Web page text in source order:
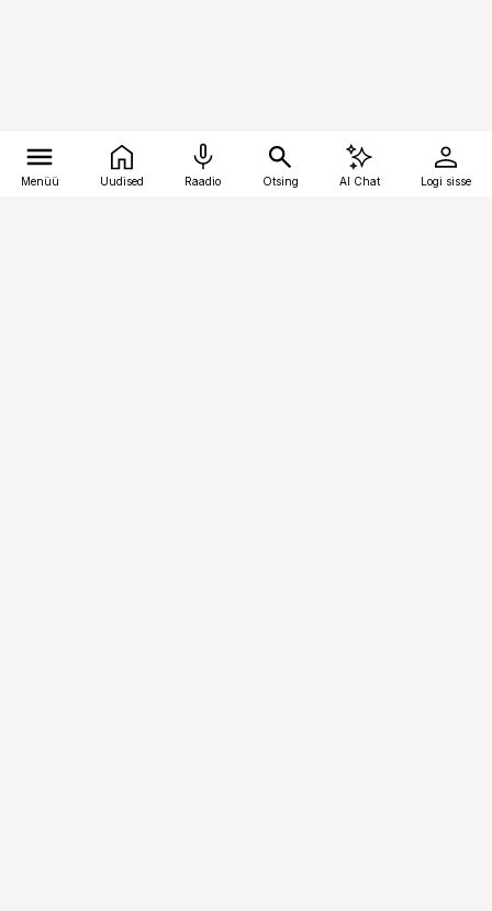
Menüü Uudised Raadio Otsing AI Chat Logi sisse